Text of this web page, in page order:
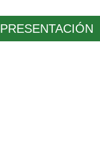
PRESENTACIÓN